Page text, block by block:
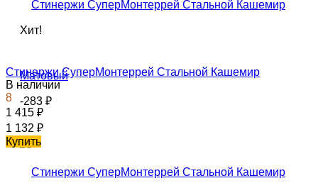
Хит!
-283 ₽
Стинержи СуперМонтеррей Стальной Кашемир
В наличии
8
1 415 ₽
1 132 ₽
Купить